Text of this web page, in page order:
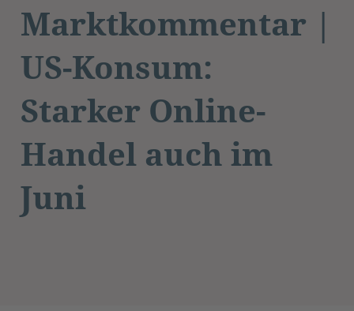
Marktkommentar |
US-Konsum:
Starker Online-
Handel auch im
Juni